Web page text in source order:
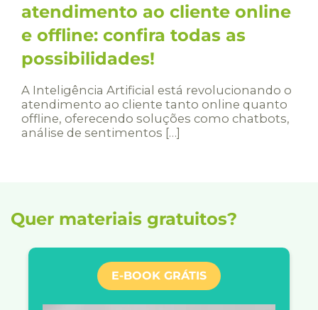
atendimento ao cliente online
e offline: confira todas as
possibilidades!
A Inteligência Artificial está revolucionando o
atendimento ao cliente tanto online quanto
offline, oferecendo soluções como chatbots,
análise de sentimentos […]
Quer materiais gratuitos?
E-BOOK GRÁTIS